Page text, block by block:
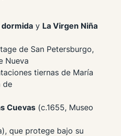
dormiday La Virgen Niña
de San Petersburgo,
Nueva
tiernas de María
de
Cuevas(c.1655, Museo
que protege bajo su